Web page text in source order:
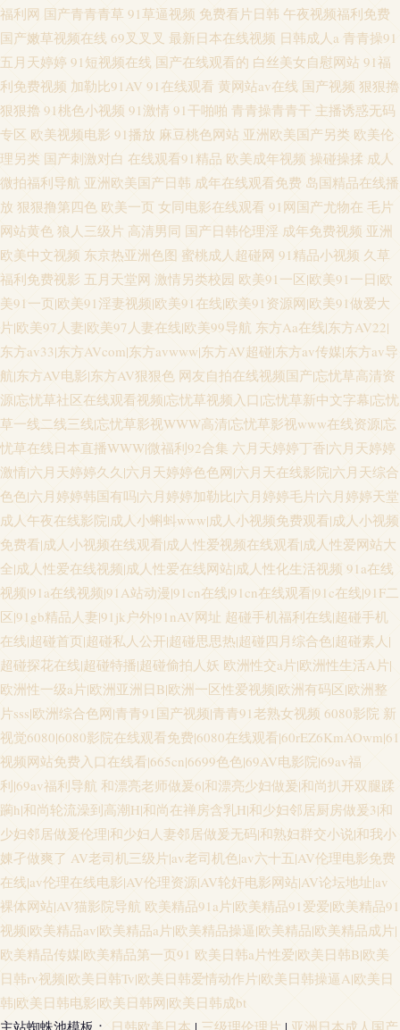
福利网 国产青青青草 91草逼视频 免费看片日韩 午夜视频福利免费
国产嫩草视频在线 69叉叉叉 最新日本在线视频 日韩成人a 青青操91
五月天婷婷 91短视频在线 国产在线观看的 白丝美女自慰网站 91福
利免费视频 加勒比91AV 91在线观看 黄网站av在线 国产视频 狠狠擼
狠狠擼 91桃色小视频 91激情 91干啪啪 青青操青青干 主播诱惑无码
专区 欧美视频电影 91播放 麻豆桃色网站 亚洲欧美国产另类 欧美伦
理另类 国产刺激对白 在线观看91精品 欧美成年视频 操碰操揉 成人
微拍福利导航 亚洲欧美国产日韩 成年在线观看免费 岛国精品在线播
放 狠狠撸第四色 欧美一页 女同电影在线观看 91网国产尤物在 毛片
网站黄色 狼人三级片 高清男同 国产日韩伦理淫 成年免费视频 亚洲
欧美中文视频 东京热亚洲色图 蜜桃成人超碰网 91精品小视频 久草
福利免费视影 五月天堂网 激情另类校园 欧美91一区|欧美91一日|欧
美91一页|欧美91淫妻视频|欧美91在线|欧美91资源网|欧美91做爱大
片|欧美97人妻|欧美97人妻在线|欧美99导航 东方Aa在线|东方AV22|
东方av33|东方AVcom|东方avwww|东方AV超碰|东方av传媒|东方av导
航|东方AV电影|东方AV狠狠色 网友自拍在线视频国产|忘忧草高清资
源|忘忧草社区在线观看视频|忘忧草视频入口|忘忧草新中文字幕|忘忧
草一线二线三线|忘忧草影视WWW高清|忘忧草影视www在线资源|忘
忧草在线日本直播WWW|微福利92合集 六月天婷婷丁香|六月天婷婷
激情|六月天婷婷久久|六月天婷婷色色网|六月天在线影院|六月天综合
色色|六月婷婷韩国有吗|六月婷婷加勒比|六月婷婷毛片|六月婷婷天堂
成人午夜在线影院|成人小蝌蚪www|成人小视频免费观看|成人小视频
免费看|成人小视频在线观看|成人性爱视频在线观看|成人性爱网站大
全|成人性爱在线视频|成人性爱在线网站|成人性化生活视频 91a在线
视频|91a在线视频|91A站动漫|91cn在线|91cn在线观看|91c在线|91F二
区|91gb精品人妻|91jk户外|91nAV网址 超碰手机福利在线|超碰手机
在线|超碰首页|超碰私人公开|超碰思思热|超碰四月综合色|超碰素人|
超碰探花在线|超碰特播|超碰偷拍人妖 欧洲性交a片|欧洲性生活A片|
欧洲性一级a片|欧洲亚洲日B|欧洲一区性爱视频|欧洲有码区|欧洲整
片sss|欧洲综合色网|青青91国产视频|青青91老熟女视频 6080影院 新
视觉6080|6080影院在线观看免费|6080在线观看|60rEZ6KmAOwm|61
视频网站免费入口在线看|665cn|6699色色|69AV电影院|69av福
利|69av福利导航 和漂亮老师做爰6|和漂亮少妇做爰|和尚扒开双腿蹂
躏h|和尚轮流澡到高潮H|和尚在禅房含乳H|和少妇邻居厨房做爰3|和
少妇邻居做爰伦理|和少妇人妻邻居做爰无码|和熟妇群交小说|和我小
娻孑做爽了 AV老司机三级片|av老司机色|av六十五|AV伦理电影免费
在线|av伦理在线电影|AV伦理资源|AV轮奸电影网站|AV论坛地址|av
裸体网站|AV猫影院导航 欧美精品91a片|欧美精品91爱爱|欧美精品91
视频|欧美精品av|欧美精品a片|欧美精品操逼|欧美精品|欧美精品成片|
欧美精品传媒|欧美精品第一页91 欧美日韩a片性爱|欧美日韩B|欧美
日韩rv视频|欧美日韩Tv|欧美日韩爱情动作片|欧美日韩操逼A|欧美日
韩|欧美日韩电影|欧美日韩网|欧美日韩成bt